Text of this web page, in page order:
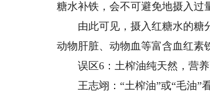
糖水补铁，会不可避免地摄入过
由此可见，摄入红糖水的糖分
动物肝脏、动物血等富含血红素
误区6：土榨油纯天然，营养
王志翊：“土榨油”或“毛油”